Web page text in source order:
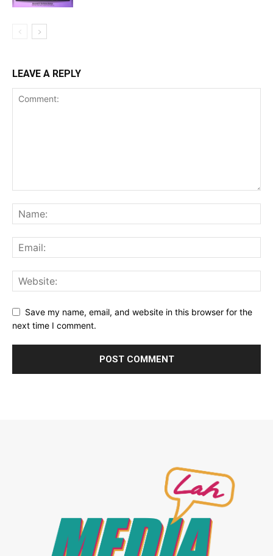
LEAVE A REPLY
Save my name, email, and website in this browser for the
next time I comment.